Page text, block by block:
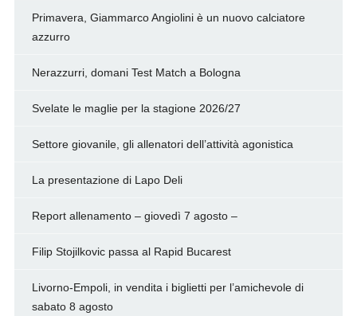
Primavera, Giammarco Angiolini è un nuovo calciatore
azzurro
Nerazzurri, domani Test Match a Bologna
Svelate le maglie per la stagione 2026/27
Settore giovanile, gli allenatori dell’attività agonistica
La presentazione di Lapo Deli
Report allenamento – giovedì 7 agosto –
Filip Stojilkovic passa al Rapid Bucarest
Livorno-Empoli, in vendita i biglietti per l’amichevole di
sabato 8 agosto